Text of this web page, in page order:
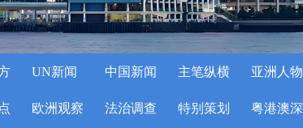
UN新闻 中国新闻 主笔纵横 亚洲人物
欧洲观察 法治调查 特别策划 粤港澳深